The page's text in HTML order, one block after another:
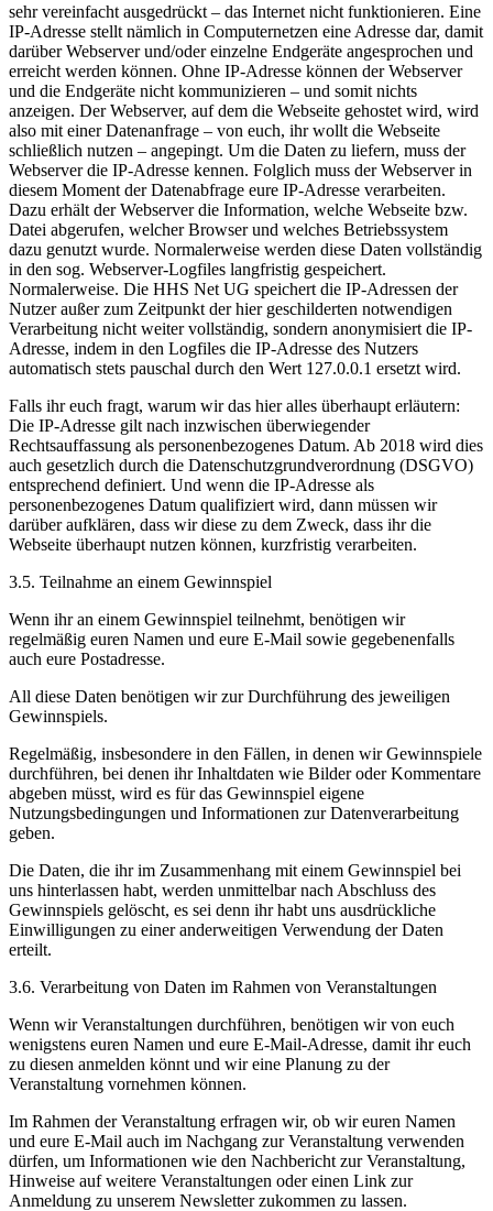
sehr vereinfacht ausgedrückt – das Internet nicht funktionieren. Eine
IP-Adresse stellt nämlich in Computernetzen eine Adresse dar, damit
darüber Webserver und/oder einzelne Endgeräte angesprochen und
erreicht werden können. Ohne IP-Adresse können der Webserver
und die Endgeräte nicht kommunizieren – und somit nichts
anzeigen. Der Webserver, auf dem die Webseite gehostet wird, wird
also mit einer Datenanfrage – von euch, ihr wollt die Webseite
schließlich nutzen – angepingt. Um die Daten zu liefern, muss der
Webserver die IP-Adresse kennen. Folglich muss der Webserver in
diesem Moment der Datenabfrage eure IP-Adresse verarbeiten.
Dazu erhält der Webserver die Information, welche Webseite bzw.
Datei abgerufen, welcher Browser und welches Betriebssystem
dazu genutzt wurde. Normalerweise werden diese Daten vollständig
in den sog. Webserver-Logfiles langfristig gespeichert.
Normalerweise. Die HHS Net UG speichert die IP-Adressen der
Nutzer außer zum Zeitpunkt der hier geschilderten notwendigen
Verarbeitung nicht weiter vollständig, sondern anonymisiert die IP-
Adresse, indem in den Logfiles die IP-Adresse des Nutzers
automatisch stets pauschal durch den Wert 127.0.0.1 ersetzt wird.
Falls ihr euch fragt, warum wir das hier alles überhaupt erläutern:
Die IP-Adresse gilt nach inzwischen überwiegender
Rechtsauffassung als personenbezogenes Datum. Ab 2018 wird dies
auch gesetzlich durch die Datenschutzgrundverordnung (DSGVO)
entsprechend definiert. Und wenn die IP-Adresse als
personenbezogenes Datum qualifiziert wird, dann müssen wir
darüber aufklären, dass wir diese zu dem Zweck, dass ihr die
Webseite überhaupt nutzen können, kurzfristig verarbeiten.
3.5. Teilnahme an einem Gewinnspiel
Wenn ihr an einem Gewinnspiel teilnehmt, benötigen wir
regelmäßig euren Namen und eure E-Mail sowie gegebenenfalls
auch eure Postadresse.
All diese Daten benötigen wir zur Durchführung des jeweiligen
Gewinnspiels.
Regelmäßig, insbesondere in den Fällen, in denen wir Gewinnspiele
durchführen, bei denen ihr Inhaltdaten wie Bilder oder Kommentare
abgeben müsst, wird es für das Gewinnspiel eigene
Nutzungsbedingungen und Informationen zur Datenverarbeitung
geben.
Die Daten, die ihr im Zusammenhang mit einem Gewinnspiel bei
uns hinterlassen habt, werden unmittelbar nach Abschluss des
Gewinnspiels gelöscht, es sei denn ihr habt uns ausdrückliche
Einwilligungen zu einer anderweitigen Verwendung der Daten
erteilt.
3.6. Verarbeitung von Daten im Rahmen von Veranstaltungen
Wenn wir Veranstaltungen durchführen, benötigen wir von euch
wenigstens euren Namen und eure E-Mail-Adresse, damit ihr euch
zu diesen anmelden könnt und wir eine Planung zu der
Veranstaltung vornehmen können.
Im Rahmen der Veranstaltung erfragen wir, ob wir euren Namen
und eure E-Mail auch im Nachgang zur Veranstaltung verwenden
dürfen, um Informationen wie den Nachbericht zur Veranstaltung,
Hinweise auf weitere Veranstaltungen oder einen Link zur
Anmeldung zu unserem Newsletter zukommen zu lassen.